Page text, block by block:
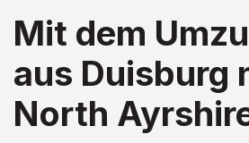
Mit dem
aus Duisburg
North